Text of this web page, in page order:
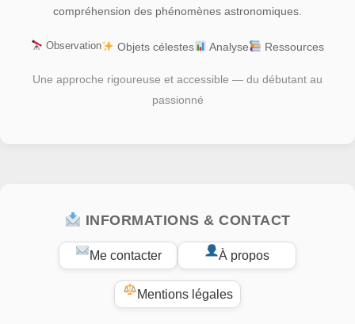
compréhension des phénomènes astronomiques.
Observation Objets célestes Analyse Ressources
Une approche rigoureuse et accessible — du débutant au
passionné
INFORMATIONS & CONTACT
Me contacter À propos
Mentions légales